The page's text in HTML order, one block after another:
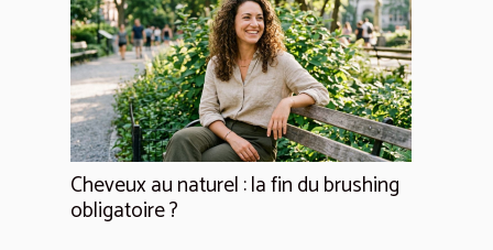
Cheveux au naturel : la fin du brushing
obligatoire ?